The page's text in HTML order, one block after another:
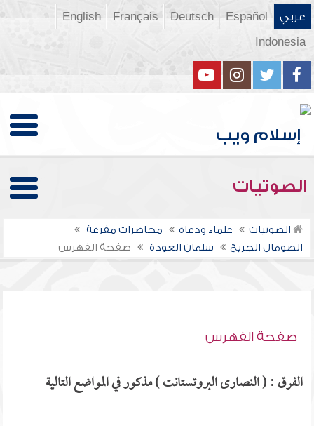
عربي Español
Deutsch
Français
English
Indonesia
الصوتيات
الصوتيات علماء ودعاة
محاضرات مفرغة
الصومال الجريح
سلمان العودة صفحة الفهرس
صفحة الفهرس
الفرق : ( النصارى البروتستانت ) مذكور في المواضع التالية